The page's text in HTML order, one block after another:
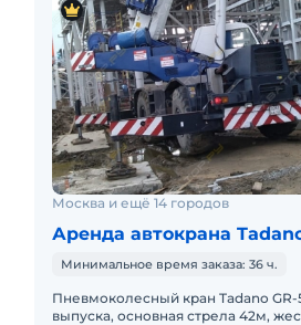
Москва и ещё 14 городов
Аренда автокрана
Минимальное время заказа: 36 ч.
Пневмоколесный кран Tadano GR-
выпуска, основная стрела 42м,